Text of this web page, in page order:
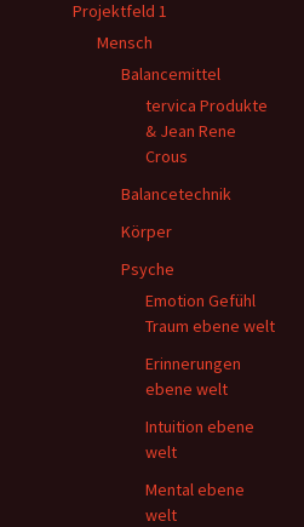
Projektfeld 1
Mensch
Balancemittel
tervica Produkte
& Jean Rene
Crous
Balancetechnik
Körper
Psyche
Emotion Gefühl
Traum ebene welt
Erinnerungen
ebene welt
Intuition ebene
welt
Mental ebene
welt